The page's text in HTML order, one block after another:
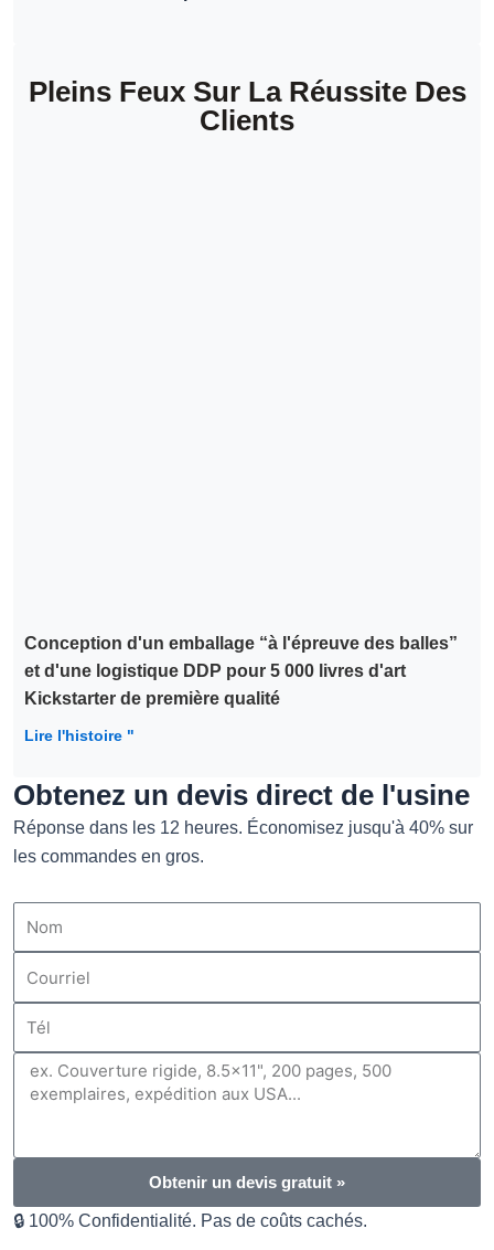
Pleins Feux Sur La Réussite Des
Clients
Conception d'un emballage “à l'épreuve des balles”
et d'une logistique DDP pour 5 000 livres d'art
Kickstarter de première qualité
Lire l'histoire "
Obtenez un devis direct de l'usine
Réponse dans les 12 heures. Économisez jusqu'à 40% sur
les commandes en gros.
Message
Obtenir un devis gratuit »
🔒 100% Confidentialité. Pas de coûts cachés.